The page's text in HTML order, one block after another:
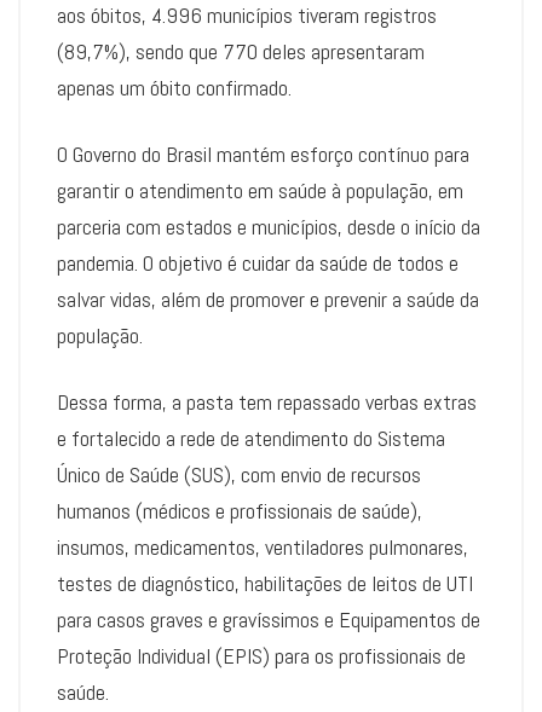
aos óbitos, 4.996 municípios tiveram registros
(89,7%), sendo que 770 deles apresentaram
apenas um óbito confirmado.
O Governo do Brasil mantém esforço contínuo para
garantir o atendimento em saúde à população, em
parceria com estados e municípios, desde o início da
pandemia. O objetivo é cuidar da saúde de todos e
salvar vidas, além de promover e prevenir a saúde da
população.
Dessa forma, a pasta tem repassado verbas extras
e fortalecido a rede de atendimento do Sistema
Único de Saúde (SUS), com envio de recursos
humanos (médicos e profissionais de saúde),
insumos, medicamentos, ventiladores pulmonares,
testes de diagnóstico, habilitações de leitos de UTI
para casos graves e gravíssimos e Equipamentos de
Proteção Individual (EPIS) para os profissionais de
saúde.